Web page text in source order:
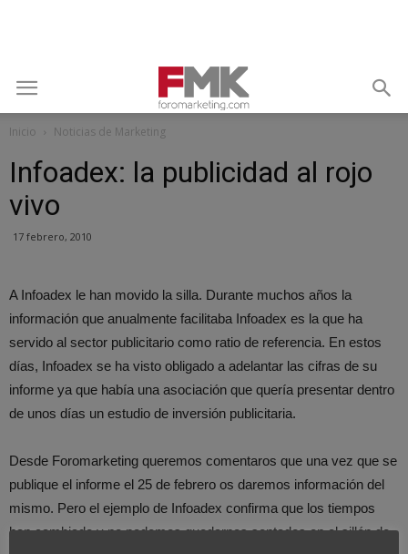
Inicio Noticias de Marketing
Infoadex: la publicidad al rojo
vivo
17 febrero, 2010
A Infoadex le han movido la silla. Durante muchos años la
información que anualmente facilitaba Infoadex es la que ha
servido al sector publicitario como ratio de referencia. En estos
días, Infoadex se ha visto obligado a adelantar las cifras de su
informe ya que había una asociación que quería presentar dentro
de unos días un estudio de inversión publicitaria.
Desde Foromarketing queremos comentaros que una vez que se
publique el informe el 25 de febrero os daremos información del
mismo. Pero el ejemplo de Infoadex confirma que los tiempos
han cambiado y no podemos quedarnos sentados en el sillón de